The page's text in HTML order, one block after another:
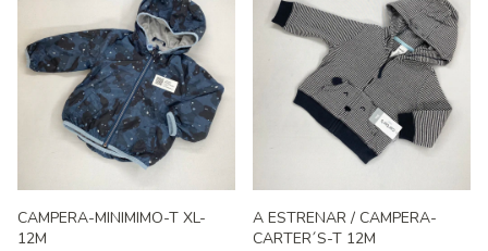
CAMPERA-MINIMIMO-T XL-
12M
A ESTRENAR / CAMPERA-
CARTER´S-T 12M